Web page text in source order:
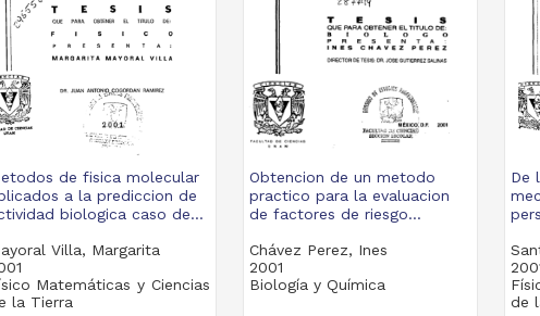
de fisica molecular
a la prediccion de
biologica caso de...
Villa, Margarita
Matemáticas y Ciencias
la Tierra
Obtencion de un metodo
practico para la evaluacion
de factores de riesgo...
Chávez Perez, Ines
2001
Biología y Química
De
de